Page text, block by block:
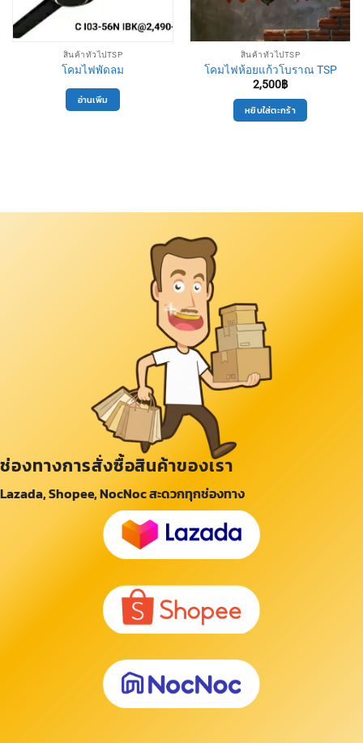
สินค้าทั่วไปTSP
โคมไฟพัดลม
อ่านเพิ่ม
สินค้าทั่วไปTSP
โคมไฟห้อยแก้วโบราณ TSP
2,500฿
หยิบใส่ตะกร้า
ช่องทางการสั่งซื้อสินค้าของเรา
Lazada, Shopee, NocNoc สะดวกทุกช่องทาง